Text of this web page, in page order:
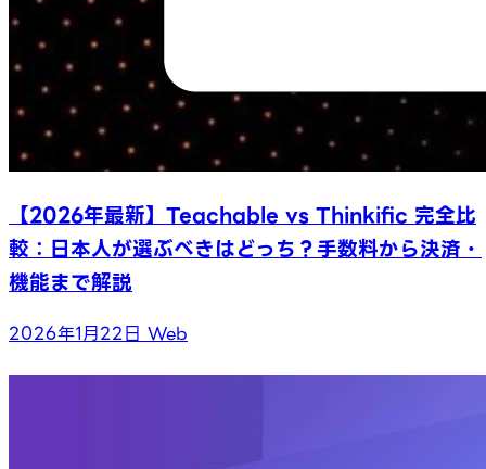
【2026年最新】Teachable vs Thinkific 完全比
較：日本人が選ぶべきはどっち？手数料から決済・
機能まで解説
2026年1月22日 Web